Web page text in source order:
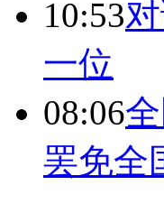
10:53
一位
08:06
罢免全